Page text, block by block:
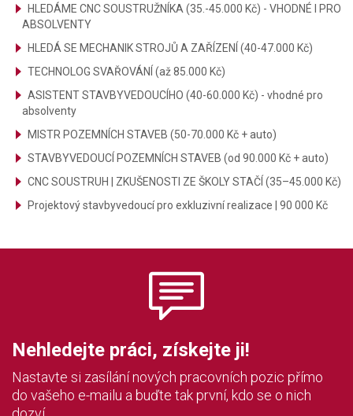
HLEDÁME CNC SOUSTRUŽNÍKA (35.-45.000 Kč) - VHODNÉ I PRO
ABSOLVENTY
HLEDÁ SE MECHANIK STROJŮ A ZAŘÍZENÍ (40-47.000 Kč)
TECHNOLOG SVAŘOVÁNÍ (až 85.000 Kč)
ASISTENT STAVBYVEDOUCÍHO (40-60.000 Kč) - vhodné pro
absolventy
MISTR POZEMNÍCH STAVEB (50-70.000 Kč + auto)
STAVBYVEDOUCÍ POZEMNÍCH STAVEB (od 90.000 Kč + auto)
CNC SOUSTRUH | ZKUŠENOSTI ZE ŠKOLY STAČÍ (35–45.000 Kč)
Projektový stavbyvedoucí pro exkluzivní realizace | 90 000 Kč
Nehledejte práci, získejte ji!
Nastavte si zasílání nových pracovních pozic přímo
do vašeho e-mailu a buďte tak první, kdo se o nich